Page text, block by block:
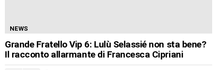
NEWS
Grande Fratello Vip 6: Lulù Selassié non sta bene?
Il racconto allarmante di Francesca Cipriani